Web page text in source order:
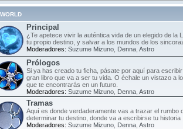
Principal
¿Te apetece vivir la auténtica vida de un elegido de la
tu propio destino, y salvar a los mundos de los
Moderadores: Suzume Mizuno Denna Astro
Prólogos
Si ya has creado tu ficha, pásate por aquí para
gran libro que va a ser tu vida. O échale un vistazo a
que te encontrarás en un futuro.
Moderadores: Suzume Mizuno Denna Astro
Tramas
Aquí es donde verdaderamente vas a trazar el rumbo
determinar tu destino, donde va a escribirse tu historia
Moderadores: Suzume Mizuno Denna Astro